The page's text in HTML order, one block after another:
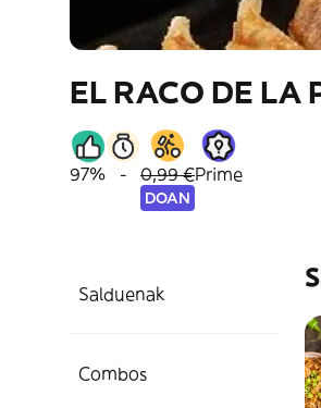
EL RACO DE LA
97% - 0,99 €
DOAN
Prime
Salduenak
Combos